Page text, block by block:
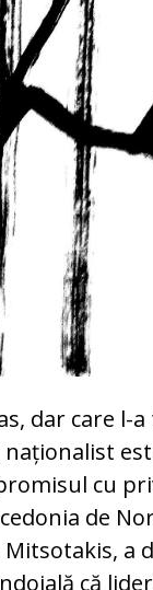
dar care l-
cu
de
a
că